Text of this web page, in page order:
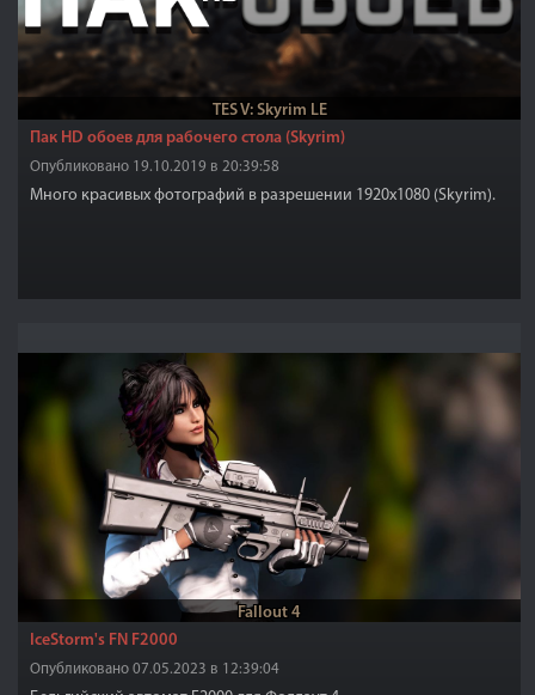
TES V: Skyrim LE
Пак HD обоев для рабочего стола (Skyrim)
Опубликовано 19.10.2019 в 20:39:58
Много красивых фотографий в разрешении 1920x1080 (Skyrim).
Fallout 4
IceStorm's FN F2000
Опубликовано 07.05.2023 в 12:39:04